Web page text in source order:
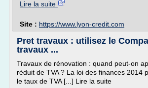
Lire la suite
Site : https://www.lyon-credit.com
Pret travaux : utilisez le
travaux ...
Travaux de rénovation : quand peut-on
réduit de TVA ? La loi des finances 2014
le taux de TVA [...] Lire la suite